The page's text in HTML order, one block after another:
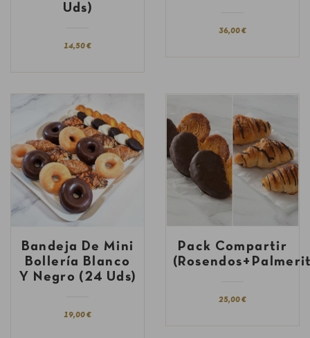
Uds)
14,50 €
36,00 €
Bandeja De Mini
Bollería Blanco
Y Negro (24 Uds)
19,00 €
Pack Compartir
25,00 €